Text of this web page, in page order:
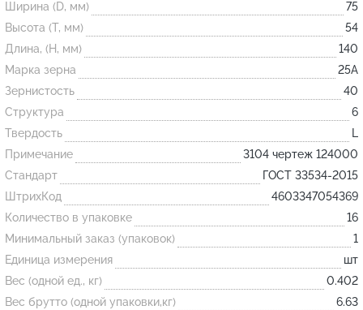
Огнеупорные
изделия
Скачать каталог
Тигель
Муфель
Черпак
Шербер
Трубка
Стержень
Пробка
Подставка
Ширина (D, мм)
75
Высота (T, мм)
54
Длина, (H, мм)
140
Марка зерна
25А
Зернистость
40
Структура
6
Твердость
L
Примечание
3104 чертеж 124000
Стандарт
ГОСТ 33534-2015
ШтрихКод
4603347054369
Количество в упаковке
16
Минимальный заказ (упаковок)
1
Единица измерения
шт
Вес (одной ед., кг)
0.402
Вес брутто (одной упаковки,кг)
6.63